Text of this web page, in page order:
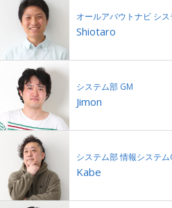
オールアバウトナビ シ
Shiotaro
システム部 GM
Jimon
システム部 情報システ
Kabe